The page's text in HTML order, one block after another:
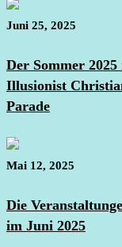
Juni 25, 2025
Der Sommer
Illusionist
Parade
Mai 12, 2025
Die
im Juni 2025